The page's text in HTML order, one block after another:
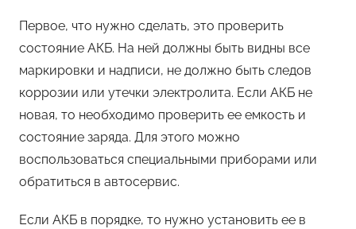
Первое, что нужно сделать, это проверить
состояние АКБ. На ней должны быть видны все
маркировки и надписи, не должно быть следов
коррозии или утечки электролита. Если АКБ не
новая, то необходимо проверить ее емкость и
состояние заряда. Для этого можно
воспользоваться специальными приборами или
обратиться в автосервис.
Если АКБ в порядке, то нужно установить ее в